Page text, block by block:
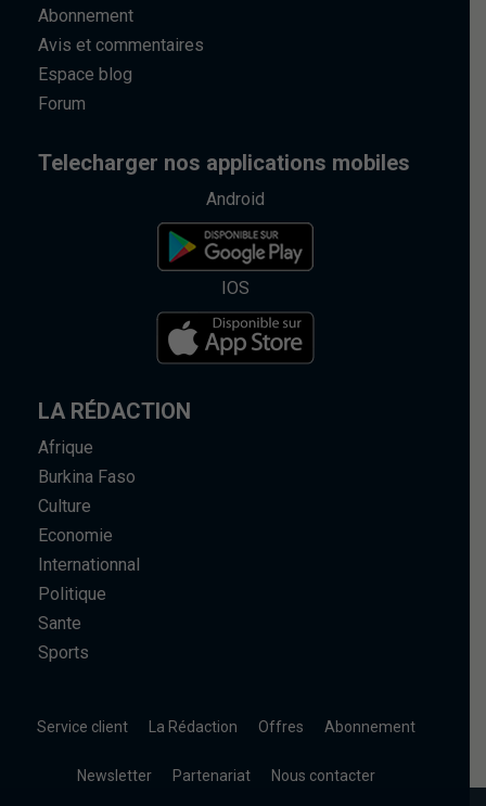
Abonnement
Avis et commentaires
Espace blog
Forum
Telecharger nos applications mobiles
Android
IOS
LA RÉDACTION
Afrique
Burkina Faso
Culture
Economie
Internationnal
Politique
Sante
Sports
Service client La Rédaction Offres Abonnement
Newsletter Partenariat Nous contacter